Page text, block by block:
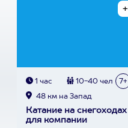
1 час 10-40 чел 7+
48 км на Запад
Катание на снегоходах
для компании